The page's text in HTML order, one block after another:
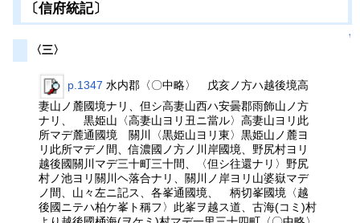
〔信府統記〕
↑
〈三〉
p.1347 水内郡〈〇中略〉 戊亥ノ方ハ越後境高
妻山ノ麓國境ナリ、但シ高妻山西ハ安曇郡雨飾山ノ方
ナリ、 黒姫山〈高妻山ヨリ丑ニ當ル〉高妻山ヨリ此
所マデ麓通國境 關川〈黒姫山ヨリ東〉黒姫山ノ麓ヨ
リ此所マデノ間、信濃國ノ方ノ川岸國境、野尻村ヨリ
越後國關川マデ三十町三十間、〈但シ往還ナリ〉野尻
村ノ池ヨリ關川ヘ落合ナリ、關川ノ岸ヨリ山婆嶽マデ
ノ間、山々左ニ記ス、各峯通國境、 柄切峯國境〈越
後國ニテハ柏ケ峯ト稱フ〉此峯ヲ越ス道、古海(コミ)村